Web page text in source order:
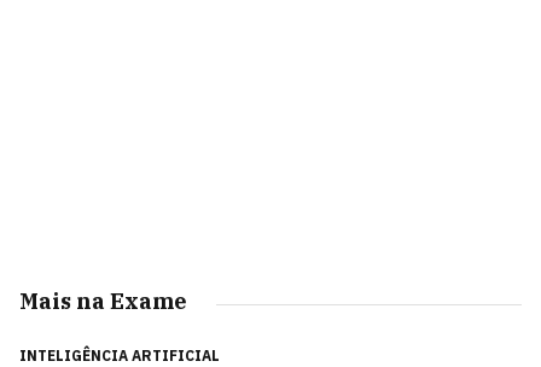
Mais na Exame
INTELIGÊNCIA ARTIFICIAL